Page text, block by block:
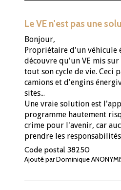
Le VE n'est pas une
Bonjour,
Propriétaire d'un véhicule
découvre qu'un VE mis
tout son cycle de vie. Ceci
camions et d'engins
sites...
Une vraie solution est
programme hautement
crime pour l'avenir, car
prendre les responsabilités
Code postal 38250
Ajouté par Dominique